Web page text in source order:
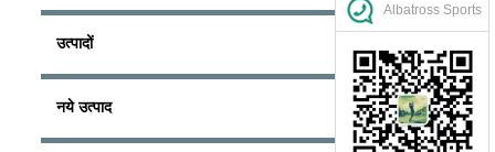
उत्पादों
नये उत्पाद
Albatross Sports